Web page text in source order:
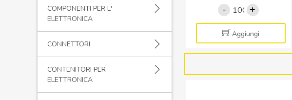
COMPONENTI PER L'
ELETTRONICA
CONNETTORI
CONTENITORI PER
ELETTRONICA
-
TASKER
CAVO
C127
3x0,75
BIANCO
+
Aggiungi